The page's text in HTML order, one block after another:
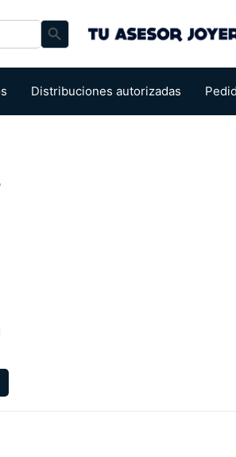
Search Button
Distribuciones autorizadas